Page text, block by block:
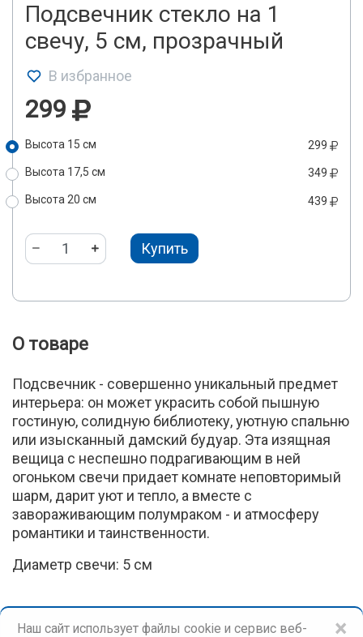
Подсвечник стекло на 1
свечу, 5 см, прозрачный
В избранное
299
Высота 15 см 299
Высота 17,5 см 349
Высота 20 см 439
Купить
О товаре
Подсвечник - совершенно уникальный предмет
интерьера: он может украсить собой пышную
гостиную, солидную библиотеку, уютную спальню
или изысканный дамский будуар. Эта изящная
вещица с неспешно подрагивающим в ней
огоньком свечи придает комнате неповторимый
шарм, дарит уют и тепло, а вместе с
завораживающим полумраком - и атмосферу
романтики и таинственности.
Диаметр свечи: 5 см
×
Наш сайт использует файлы cookie и сервис веб-